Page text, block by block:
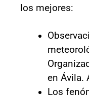
los mejores:
en Ávila.
Los